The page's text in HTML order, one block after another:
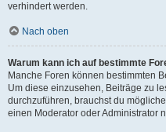
verhindert werden.
Nach oben
Warum kann ich auf bestimmte
Manche Foren können bestimmten
Um diese einzusehen, Beiträge zu
durchzuführen, brauchst du
einen Moderator oder Administrator